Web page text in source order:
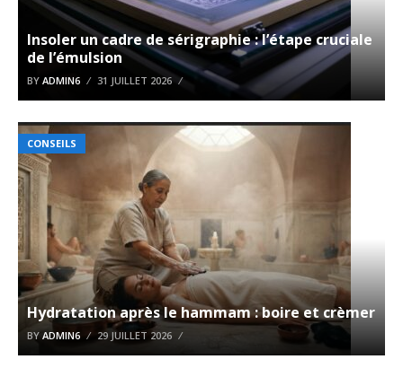
Insoler un cadre de sérigraphie : l’étape cruciale
de l’émulsion
BY ADMIN6 31 JUILLET 2026
CONSEILS
Hydratation après le hammam : boire et crèmer
BY ADMIN6 29 JUILLET 2026